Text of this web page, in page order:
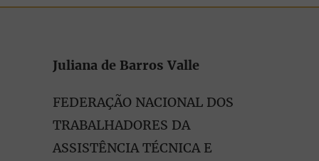
Juliana de Barros Valle
FEDERAÇÃO NACIONAL DOS
TRABALHADORES DA
ASSISTÊNCIA TÉCNICA E